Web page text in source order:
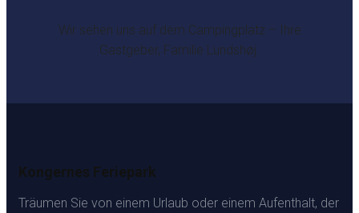
Wir sehen uns auf dem Campingplatz – Ihre
Gastgeber, Familie Lundshøj.
Kongernes Feriepark
Träumen Sie von einem Urlaub oder einem Aufenthalt, der